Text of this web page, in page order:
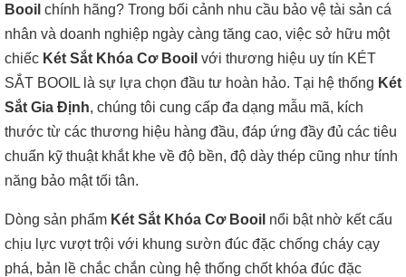
Booil chính hãng? Trong bối cảnh nhu cầu bảo vệ tài sản cá
nhân và doanh nghiệp ngày càng tăng cao, việc sở hữu một
chiếc Két Sắt Khóa Cơ Booil với thương hiệu uy tín KÉT
SẮT BOOIL là sự lựa chọn đầu tư hoàn hảo. Tại hệ thống Két
Sắt Gia Định, chúng tôi cung cấp đa dạng mẫu mã, kích
thước từ các thương hiệu hàng đầu, đáp ứng đầy đủ các tiêu
chuẩn kỹ thuật khắt khe về độ bền, độ dày thép cũng như tính
năng bảo mật tối tân.
Dòng sản phẩm Két Sắt Khóa Cơ Booil nổi bật nhờ kết cấu
chịu lực vượt trội với khung sườn đúc đặc chống cháy cạy
phá, bản lề chắc chắn cùng hệ thống chốt khóa đúc đặc